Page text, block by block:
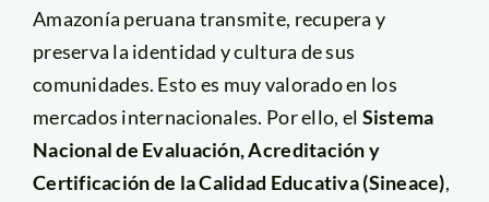
Amazonía peruana transmite, recupera y
preserva la identidad y cultura de sus
comunidades. Esto es muy valorado en los
mercados internacionales. Por ello, el Sistema
Nacional de Evaluación, Acreditación y
Certificación de la Calidad Educativa (Sineace),